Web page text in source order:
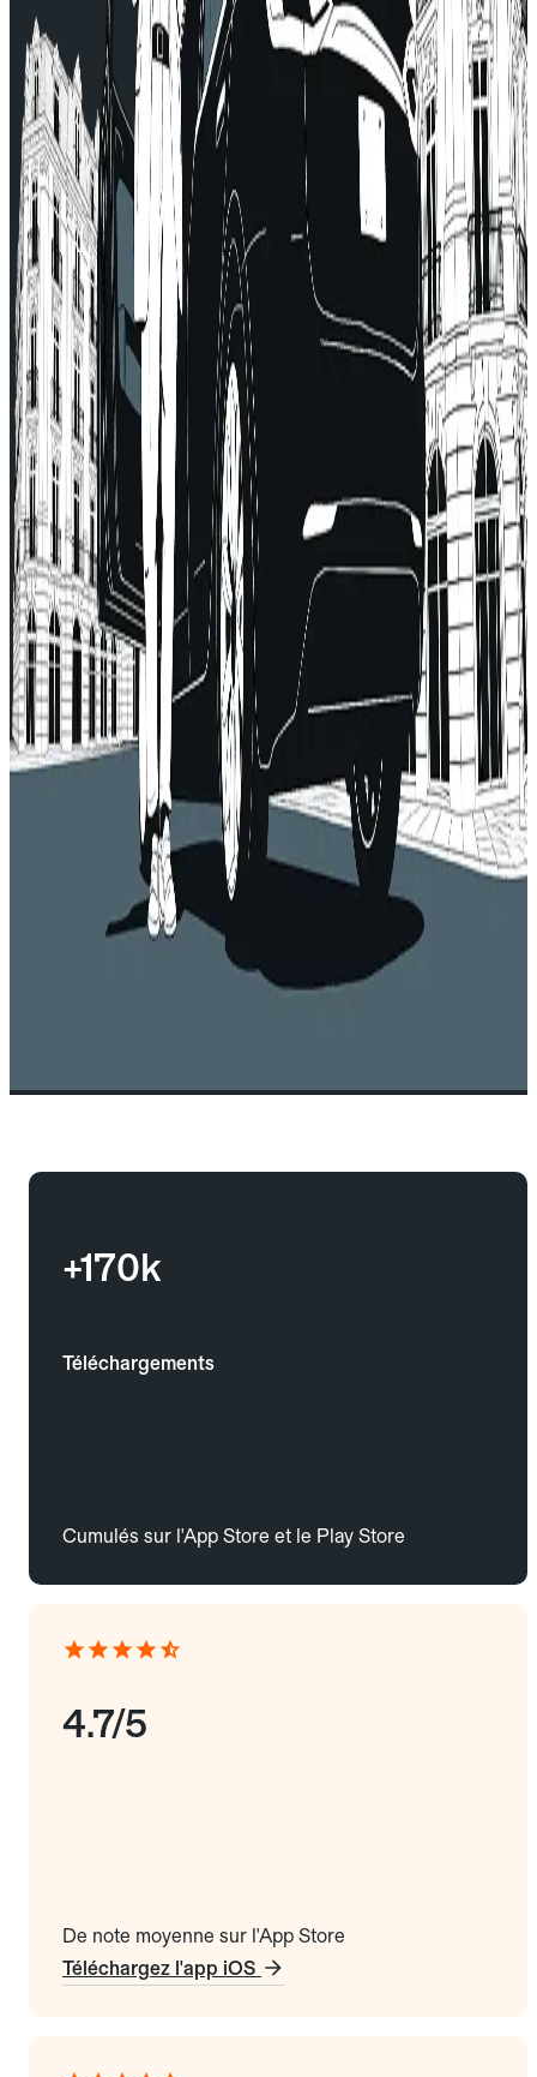
+170k
Téléchargements
Cumulés sur l'App Store et le Play Store
4.7/5
De note moyenne sur l'App Store
Téléchargez l'app iOS